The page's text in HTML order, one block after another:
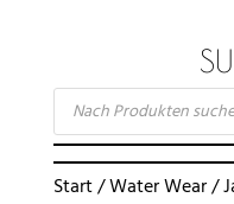
SUCHE
NACH
Start/Water Wear/